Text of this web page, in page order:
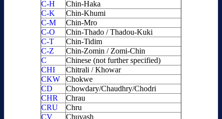
C-H
Chin-Haka
C-K
Chin-Khumi
C-M
Chin-Mro
C-O
Chin-Thado / Thadou-Kuki
C-T
Chin-Tidim
C-Z
Chin-Zomin / Zomi-Chin
C
Chinese (not further specified)
CHI
Chitrali / Khowar
CKW
Chokwe
CD
Chowdary/Chaudhry/Chodri
CHR
Chrau
CRU
Chru
CV
Chuvash